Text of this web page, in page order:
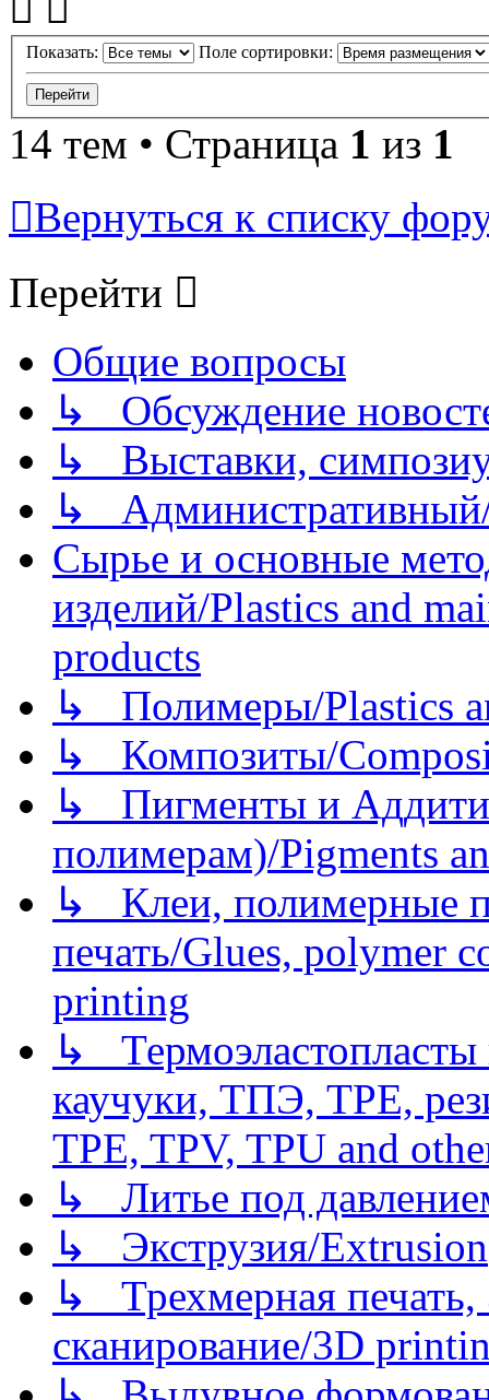
Показать: Поле сортировки:
14 тем • Страница 1 из 1
Вернуться к списку
Перейти
Общие вопросы
↳ Обсуждение
↳ Выставки,
↳
Сырье и основные
изделий/Plastics and
products
↳ Полимеры/Plastics
↳ Композиты/
↳ Пигменты и
полимерам)/Pigments
↳ Клеи, полимерные
печать/Glues, polymer
printing
↳
каучуки, ТПЭ, TPE,
TPE, TPV, TPU and
↳ Литье под
↳ Экструзия/Extrusion
↳ Трехмерная
сканирование/3D